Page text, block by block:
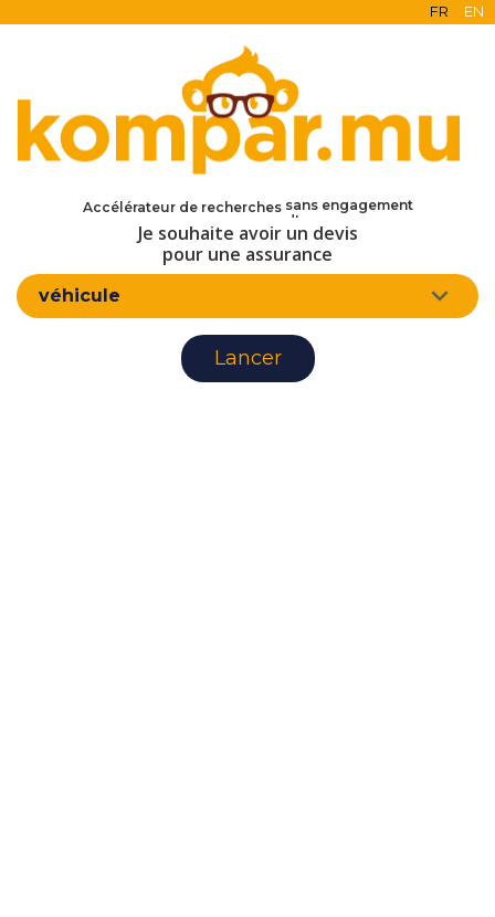
FR EN
Accélérateur de recherches
en ligne
d'assurance
Je souhaite avoir un devis
pour une assurance
véhicule
Lancer